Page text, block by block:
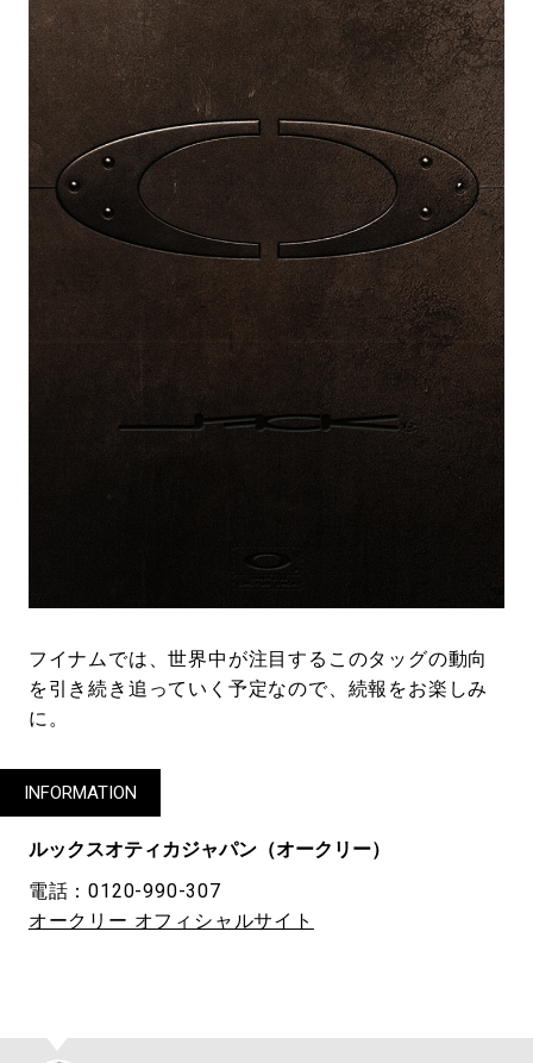
フイナムでは、世界中が注目するこのタッグの動向
を引き続き追っていく予定なので、続報をお楽しみ
に。
INFORMATION
ルックスオティカジャパン（オークリー）
電話：0120-990-307
オークリー オフィシャルサイト